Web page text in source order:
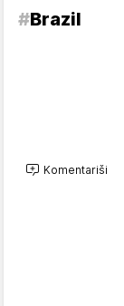
#Brazil
Komentariši